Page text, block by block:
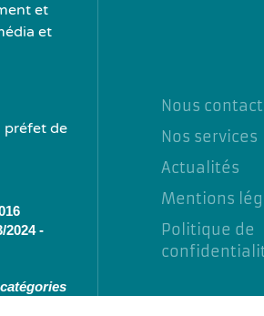
et
et
préfet de
2024 -
Nous
Nos services
Actualités
Mentions
Politique de